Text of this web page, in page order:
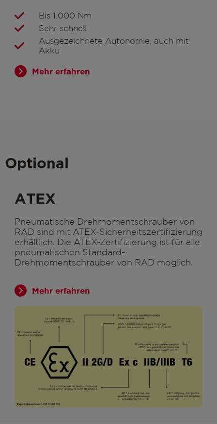
Bis 1.000 Nm
Sehr schnell
Ausgezeichnete Autonomie, auch mit
Akku
Mehr erfahren
Optional
ATEX
Pneumatische Drehmomentschrauber von
RAD sind mit ATEX-Sicherheitszertifizierung
erhältlich. Die ATEX-Zertifizierung ist für alle
pneumatischen Standard-
Drehmomentschrauber von RAD möglich.
Mehr erfahren